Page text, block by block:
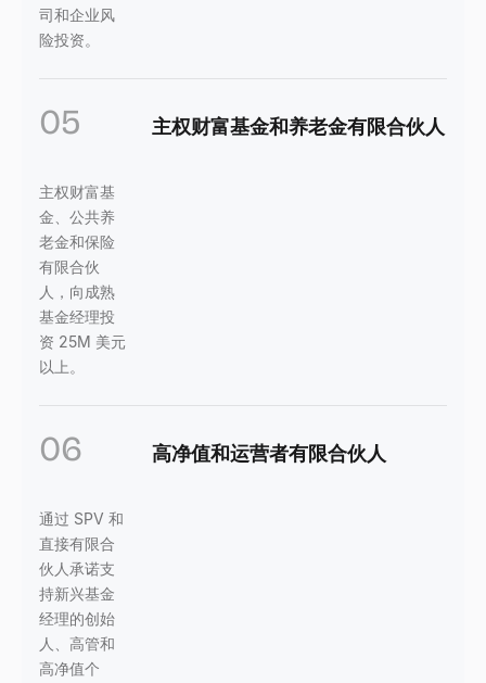
司和企业风
险投资。
05 主权财富基金和养老金有限合伙人
主权财富基
金、公共养
老金和保险
有限合伙
人，向成熟
基金经理投
资 25M 美元
以上。
06 高净值和运营者有限合伙人
通过 SPV 和
直接有限合
伙人承诺支
持新兴基金
经理的创始
人、高管和
高净值个